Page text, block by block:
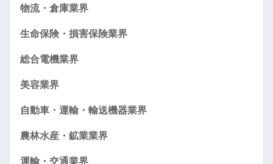
物流・倉庫業界
生命保険・損害保険業界
総合電機業界
美容業界
自動車・運輸・輸送機器業界
農林水産・鉱業業界
運輸・交通業界